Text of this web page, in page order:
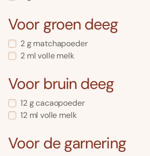
Voor groen deeg
2 g matchapoeder
2 ml volle melk
Voor bruin deeg
12 g cacaopoeder
12 ml volle melk
Voor de garnering